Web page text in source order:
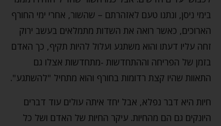
בימי ניסן, ונתנו טעם לאזהרתם – שהשור, אחרי ימי החורף
הארוכים, כאשר רואה את השדות מתמלאים בעשב ירוק
זחה עליו דעתו והוא משתגע ועלול להיות תקיף, כך האדם
בזמן של הפריחה וההתחדשות -מתחדשות אצלו גם
התאוות שהיו קצת רדומות בחורף והוא מתחיל "להשתגע".
חיות היא דבר נפלא, אבל יחד איתה עולים עוד דברים
היונקים גם הם מהחיות. עיקר החיות של האדם ושל כל